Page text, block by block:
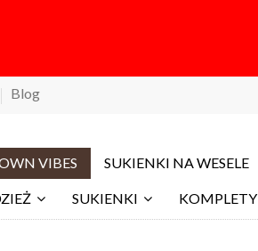
Blog
VIBES SUKIENKI NA WESELE
SUKIENKI KOMPLETY